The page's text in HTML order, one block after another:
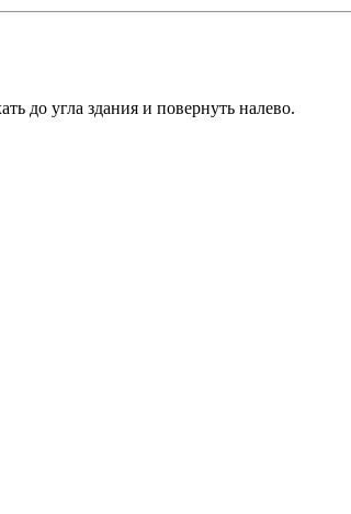
до угла здания и повернуть налево.